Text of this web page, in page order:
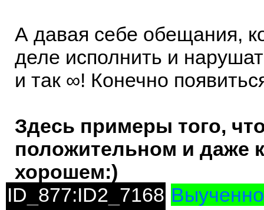
А давая себе обещания,
деле исполнить и
и так ∞! Конечно
Здесь примеры того,
положительном и даже
хорошем:)
ID_877:ID2_7168